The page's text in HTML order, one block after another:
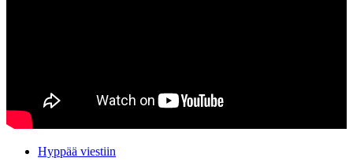
Hyppää viestiin